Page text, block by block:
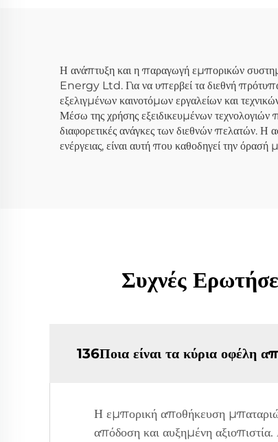
Μπαταρία
Η ανάπτυξη και η παραγωγή εμπορικών
Energy Ltd. Για να υπερβεί τα διεθνή
εξελιγμένων καινοτόμων εργαλείων και
Μέσω της χρήσης εξειδικευμένων
διαφορετικές ανάγκες των διεθνών πελατών.
ενέργειας, είναι αυτή που καθοδηγεί την
Συχνές
136Ποια είναι τα κύρια οφέλη
Η εμπορική αποθήκευση
απόδοση και αυξημένη